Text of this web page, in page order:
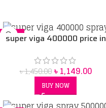
-21%
super viga 400000 price in
৳1,450.00 ৳1,149.00
BUY NOW